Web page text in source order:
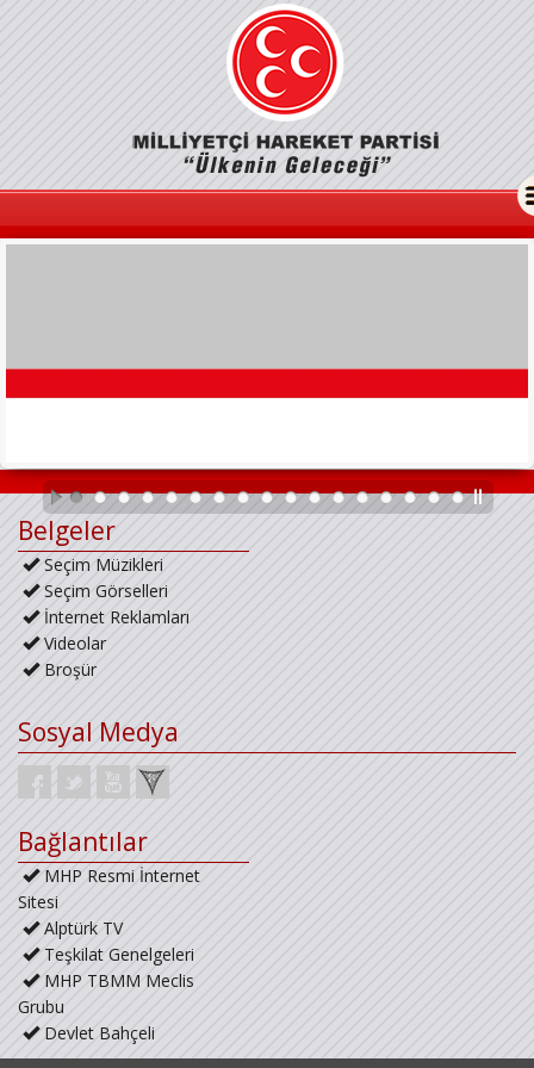
Belgeler
Seçim Müzikleri
Seçim Görselleri
İnternet Reklamları
Videolar
Broşür
Sosyal Medya
Bağlantılar
MHP Resmi İnternet
Sitesi
Alptürk TV
Teşkilat Genelgeleri
MHP TBMM Meclis
Grubu
Devlet Bahçeli